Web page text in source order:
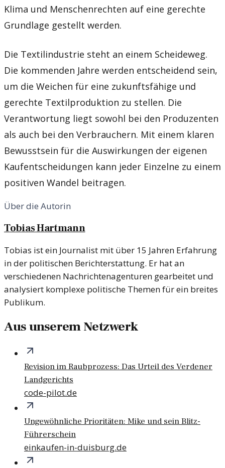
Klima und Menschenrechten auf eine gerechte
Grundlage gestellt werden.
Die Textilindustrie steht an einem Scheideweg.
Die kommenden Jahre werden entscheidend sein,
um die Weichen für eine zukunftsfähige und
gerechte Textilproduktion zu stellen. Die
Verantwortung liegt sowohl bei den Produzenten
als auch bei den Verbrauchern. Mit einem klaren
Bewusstsein für die Auswirkungen der eigenen
Kaufentscheidungen kann jeder Einzelne zu einem
positiven Wandel beitragen.
Über die Autorin
Tobias Hartmann
Tobias ist ein Journalist mit über 15 Jahren Erfahrung
in der politischen Berichterstattung. Er hat an
verschiedenen Nachrichtenagenturen gearbeitet und
analysiert komplexe politische Themen für ein breites
Publikum.
Aus unserem Netzwerk
Revision im Raubprozess: Das Urteil des Verdener
Landgerichts
code-pilot.de
Ungewöhnliche Prioritäten: Mike und sein Blitz-
Führerschein
einkaufen-in-duisburg.de